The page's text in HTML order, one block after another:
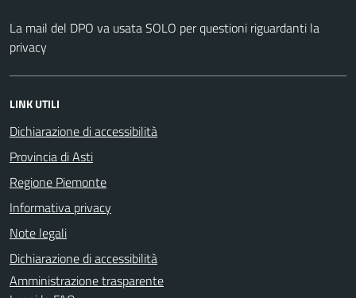
La mail del DPO va usata SOLO per questioni riguardanti la
privacy
LINK UTILI
Dichiarazione di accessibilità
Provincia di Asti
Regione Piemonte
Informativa privacy
Note legali
Dichiarazione di accessibilità
Amministrazione trasparente